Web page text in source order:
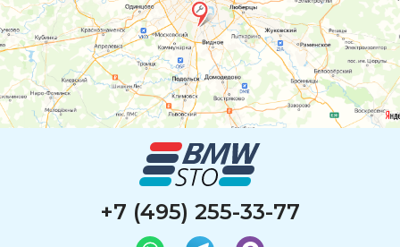
+7 (495) 255-33-77